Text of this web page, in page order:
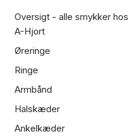
Oversigt - alle smykker hos
A-Hjort
Øreringe
Ringe
Armbånd
Halskæder
Ankelkæder